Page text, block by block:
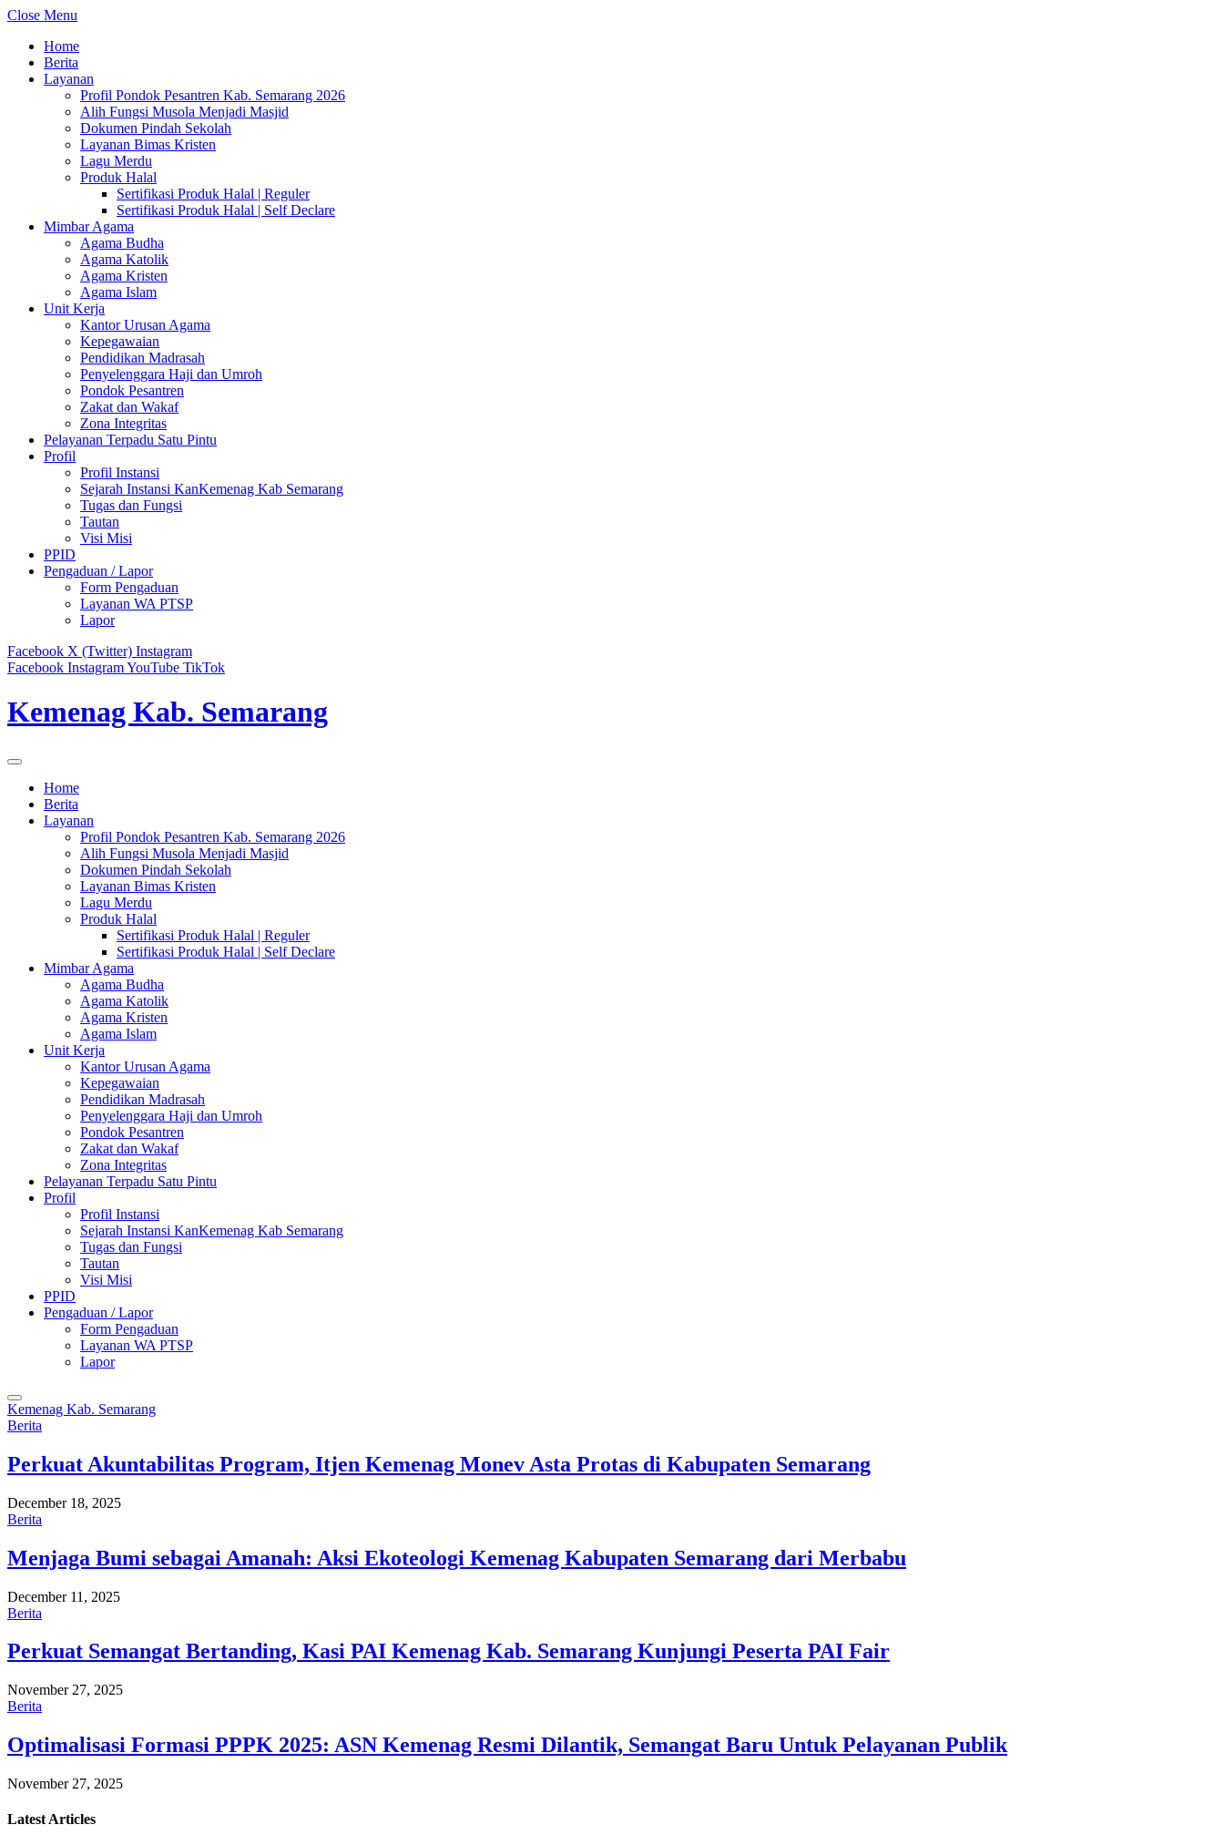
Close Menu
Home
Berita
Layanan
Profil Pondok Pesantren Kab. Semarang 2026
Alih Fungsi Musola Menjadi Masjid
Dokumen Pindah Sekolah
Layanan Bimas Kristen
Lagu Merdu
Produk Halal
Sertifikasi Produk Halal | Reguler
Sertifikasi Produk Halal | Self Declare
Mimbar Agama
Agama Budha
Agama Katolik
Agama Kristen
Agama Islam
Unit Kerja
Kantor Urusan Agama
Kepegawaian
Pendidikan Madrasah
Penyelenggara Haji dan Umroh
Pondok Pesantren
Zakat dan Wakaf
Zona Integritas
Pelayanan Terpadu Satu Pintu
Profil
Profil Instansi
Sejarah Instansi KanKemenag Kab Semarang
Tugas dan Fungsi
Tautan
Visi Misi
PPID
Pengaduan / Lapor
Form Pengaduan
Layanan WA PTSP
Lapor
Facebook X (Twitter) Instagram
Facebook InstagramYouTube TikTok
Kemenag Kab. Semarang
Home
Berita
Layanan
Profil Pondok Pesantren Kab. Semarang 2026
Alih Fungsi Musola Menjadi Masjid
Dokumen Pindah Sekolah
Layanan Bimas Kristen
Lagu Merdu
Produk Halal
Sertifikasi Produk Halal | Reguler
Sertifikasi Produk Halal | Self Declare
Mimbar Agama
Agama Budha
Agama Katolik
Agama Kristen
Agama Islam
Unit Kerja
Kantor Urusan Agama
Kepegawaian
Pendidikan Madrasah
Penyelenggara Haji dan Umroh
Pondok Pesantren
Zakat dan Wakaf
Zona Integritas
Pelayanan Terpadu Satu Pintu
Profil
Profil Instansi
Sejarah Instansi KanKemenag Kab Semarang
Tugas dan Fungsi
Tautan
Visi Misi
PPID
Pengaduan / Lapor
Form Pengaduan
Layanan WA PTSP
Lapor
Kemenag Kab. Semarang
Berita
Perkuat Akuntabilitas Program, Itjen Kemenag Monev Asta Protas di Kabupaten Semarang
December 18, 2025
Berita
Menjaga Bumi sebagai Amanah: Aksi Ekoteologi Kemenag Kabupaten Semarang dari Merbabu
December 11, 2025
Berita
Perkuat Semangat Bertanding, Kasi PAI Kemenag Kab. Semarang Kunjungi Peserta PAI Fair
November 27, 2025
Berita
Optimalisasi Formasi PPPK 2025: ASN Kemenag Resmi Dilantik, Semangat Baru Untuk Pelayanan Publik
November 27, 2025
Latest Articles